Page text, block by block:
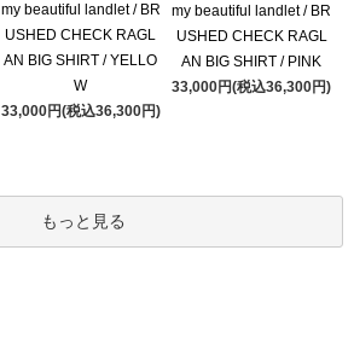
my beautiful landlet / BR
USHED CHECK RAGL
AN BIG SHIRT / YELLO
W
33,000円(税込36,300円)
my beautiful landlet / BR
USHED CHECK RAGL
AN BIG SHIRT / PINK
33,000円(税込36,300円)
もっと見る